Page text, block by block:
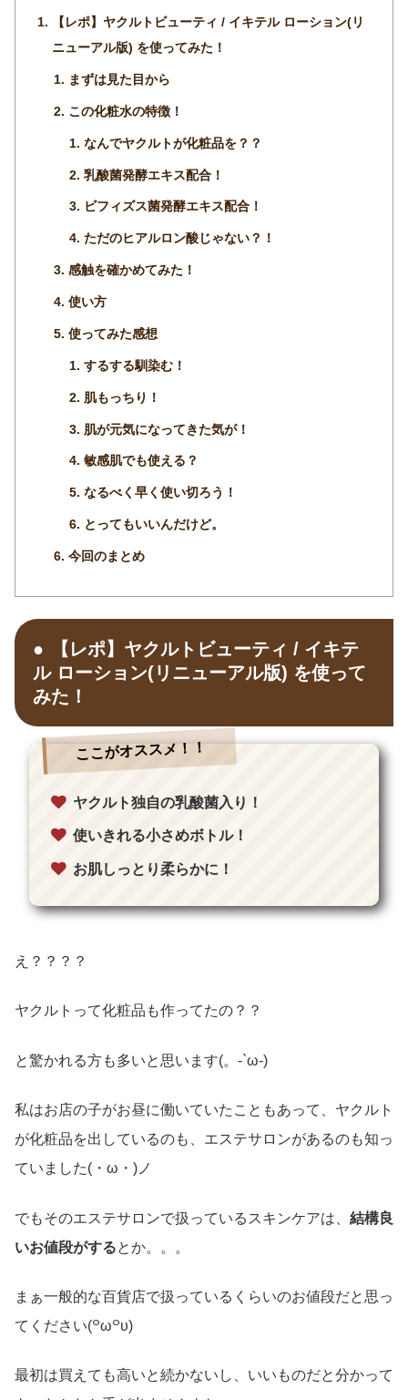
【レポ】ヤクルトビューティ / イキテル ローション(リ
ニューアル版) を使ってみた！
まずは見た目から
この化粧水の特徴！
なんでヤクルトが化粧品を？？
乳酸菌発酵エキス配合！
ビフィズス菌発酵エキス配合！
ただのヒアルロン酸じゃない？！
感触を確かめてみた！
使い方
使ってみた感想
するする馴染む！
肌もっちり！
肌が元気になってきた気が！
敏感肌でも使える？
なるべく早く使い切ろう！
とってもいいんだけど。
今回のまとめ
【レポ】ヤクルトビューティ / イキテ
ル ローション(リニューアル版) を使って
みた！
ここがオススメ！！
ヤクルト独自の乳酸菌入り！
使いきれる小さめボトル！
お肌しっとり柔らかに！
え？？？？
ヤクルトって化粧品も作ってたの？？
と驚かれる方も多いと思います(。-`ω-)
私はお店の子がお昼に働いていたこともあって、ヤクルト
が化粧品を出しているのも、エステサロンがあるのも知っ
ていました(・ω・)ノ
でもそのエステサロンで扱っているスキンケアは、 結構良
いお値段がするとか。。。
まぁ一般的な百貨店で扱っているくらいのお値段だと思っ
てください(꒪ω꒪υ)
最初は買えても高いと続かないし、いいものだと分かって